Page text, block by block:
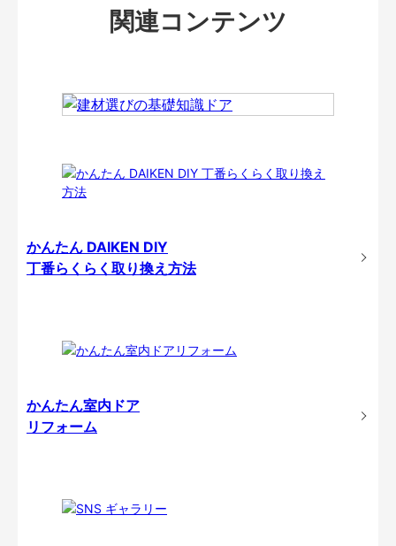
関連コンテンツ
かんたん DAIKEN DIY
丁番らくらく取り換え方法
かんたん室内ドア
リフォーム